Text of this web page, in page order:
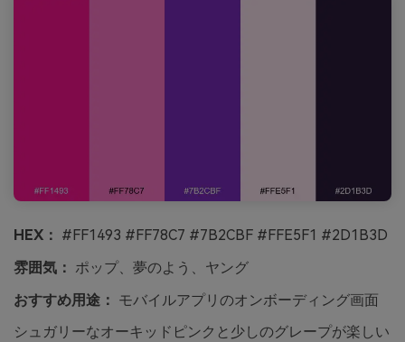
HEX： #FF1493 #FF78C7 #7B2CBF #FFE5F1 #2D1B3D
雰囲気： ポップ、夢のよう、ヤング
おすすめ用途： モバイルアプリのオンボーディング画面
シュガリーなオーキッドピンクと少しのグレープが楽しい